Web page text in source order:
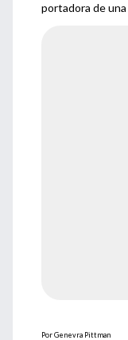
portadora de
Por Genevra Pittman